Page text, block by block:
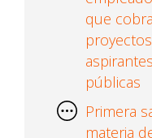
que
públicas
Primera
materia